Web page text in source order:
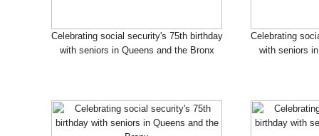
Celebrating social security's 75th birthday
with seniors in Queens and the Bronx
Celebrating
with seniors